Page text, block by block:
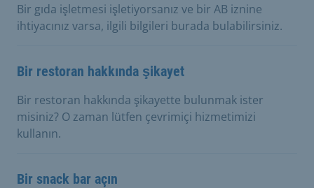
Bir gıda işletmesi işletiyorsanız ve bir AB iznine
ihtiyacınız varsa, ilgili bilgileri burada bulabilirsiniz.
Bir restoran hakkında şikayet
Bir restoran hakkında şikayette bulunmak ister
misiniz? O zaman lütfen çevrimiçi hizmetimizi
kullanın.
Bir snack bar açın